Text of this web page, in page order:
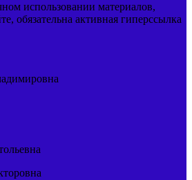
использовании материалов,
обязательна активная гиперссылка